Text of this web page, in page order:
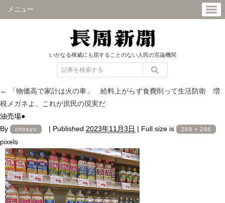
メニュー
いかなる権威にも屈することのない人民の言論機関
←
「物価高で家計は火の車」 給料上がらず食費削って生活防衛 増
税メガネよ、これが庶民の現実だ
油売場●
By
chosyu | Published 2023年11月3日 | Full size is 268 × 268
pixels